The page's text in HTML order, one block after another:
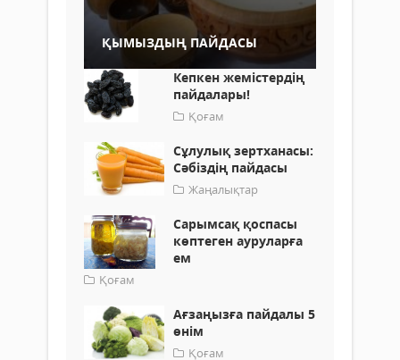
ҚЫМЫЗДЫҢ ПАЙДАСЫ
Кепкен жемістердің
пайдалары!
Қоғам
Сұлулық зертханасы:
Сәбіздің пайдасы
Жаңалықтар
Сарымсақ қоспасы
көптеген ауруларға
ем
Қоғам
Ағзаңызға пайдалы 5
өнім
Қоғам